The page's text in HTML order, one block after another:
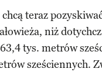
teraz
niż
tys. metrów
sześciennych.